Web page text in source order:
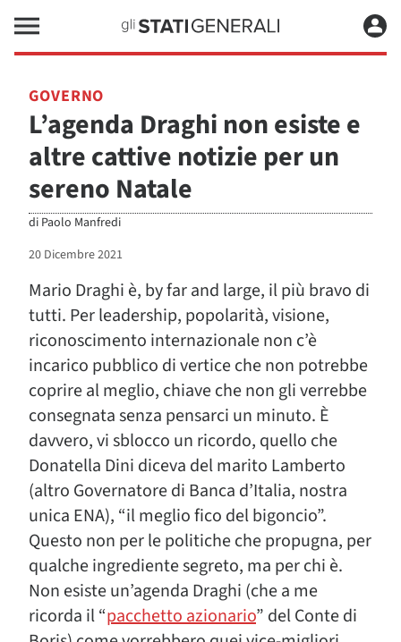
GOVERNO
L’agenda Draghi non esiste e
altre cattive notizie per un
sereno Natale
di Paolo Manfredi
20 Dicembre 2021
Mario Draghi è, by far and large, il più bravo di
tutti. Per leadership, popolarità, visione,
riconoscimento internazionale non c’è
incarico pubblico di vertice che non potrebbe
coprire al meglio, chiave che non gli verrebbe
consegnata senza pensarci un minuto. È
davvero, vi sblocco un ricordo, quello che
Donatella Dini diceva del marito Lamberto
(altro Governatore di Banca d’Italia, nostra
unica ENA), “il meglio fico del bigoncio”.
Questo non per le politiche che propugna, per
qualche ingrediente segreto, ma per chi è.
Non esiste un’agenda Draghi (che a me
ricorda il “pacchetto azionario” del Conte di